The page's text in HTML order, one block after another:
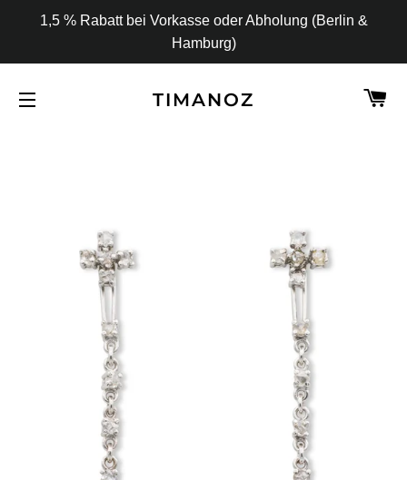
1,5 % Rabatt bei Vorkasse oder Abholung (Berlin &
Hamburg)
TIMANOZ